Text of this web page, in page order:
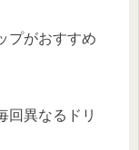
プがおすすめ
回異なるドリ